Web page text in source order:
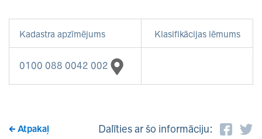
Kadastra apzīmējums Klasifikācijas lēmums
0100 088 0042 002
Atpakaļ Dalīties ar šo informāciju: